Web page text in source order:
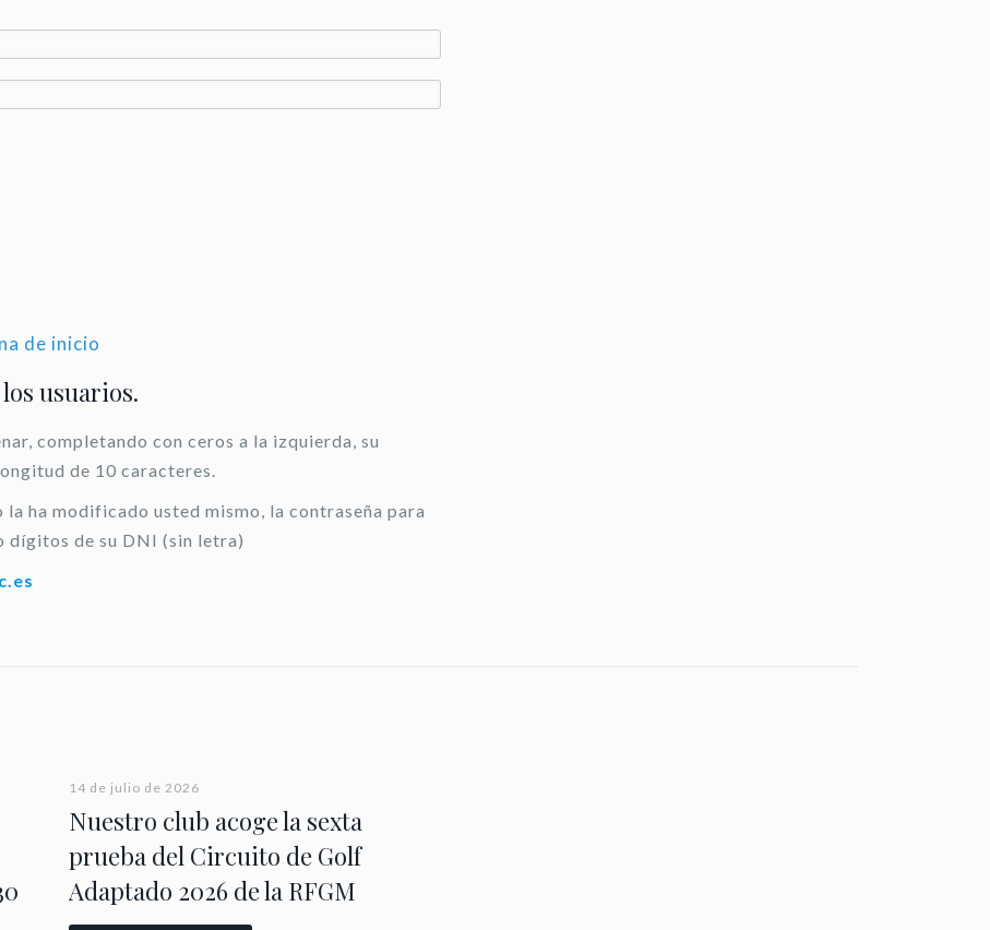
de inicio
usuarios.
completando con ceros a la izquierda, su
de 10 caracteres.
la ha modificado usted mismo, la contraseña para
dígitos de su DNI (sin letra)
14 de julio de 2026
Nuestro club acoge la sexta
prueba del Circuito de Golf
Adaptado 2026 de la RFGM